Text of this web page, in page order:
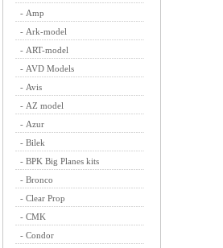
- Amp
- Ark-model
- ART-model
- AVD Models
- Avis
- AZ model
- Azur
- Bilek
- BPK Big Planes kits
- Bronco
- Clear Prop
- CMK
- Condor